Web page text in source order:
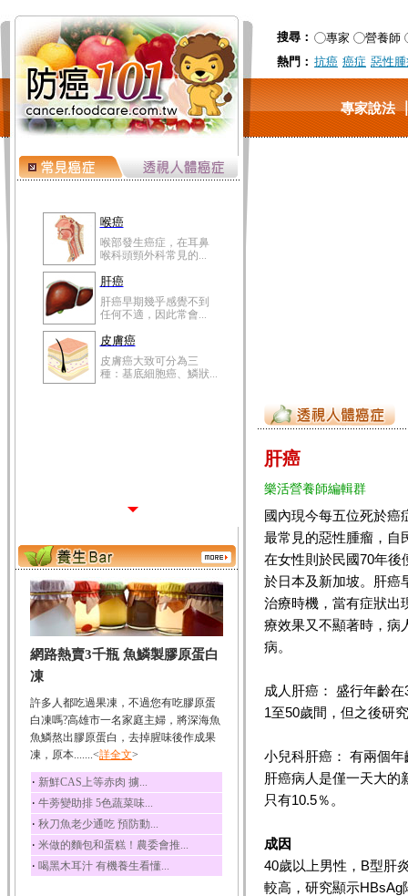
搜尋： 專家
營養師
熱門： 抗癌 癌症 惡性
專家說法
喉癌
喉部發生癌症，在耳鼻
喉科頭頸外科常見的...
肝癌
肝癌早期幾乎感覺不到
任何不適，因此常會...
皮膚癌
皮膚癌大致可分為三
種：基底細胞癌、鱗狀...
網路熱賣3千瓶 魚鱗製膠原蛋白
凍
許多人都吃過果凍，不過您有吃膠原蛋
白凍嗎?高雄市一名家庭主婦，將深海魚
魚鱗熬出膠原蛋白，去掉腥味後作成果
凍，原本.......<詳全文>
‧ 新鮮CAS上等赤肉 擄...
‧ 牛蒡變助排 5色蔬菜味...
‧ 秋刀魚老少通吃 預防動...
‧ 米做的麵包和蛋糕！農委會推...
‧ 喝黑木耳汁 有機養生看懂...
肝癌
樂活營養師編輯群
國內現今每五位死於癌
最常見的惡性腫瘤，自
在女性則於民國70年後
於日本及新加坡。肝癌
治療時機，當有症狀出
療效果又不顯著時，病
病。
成人肝癌： 盛行年齡
1至50歲間，但之後研
小兒科肝癌： 有兩個
肝癌病人是僅一天大的
只有10.5％。
成因
40歲以上男性，B型肝
較高，研究顯示